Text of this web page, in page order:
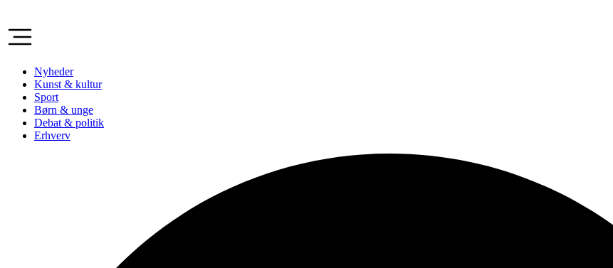
Nyheder
Kunst & kultur
Sport
Børn & unge
Debat & politik
Erhverv